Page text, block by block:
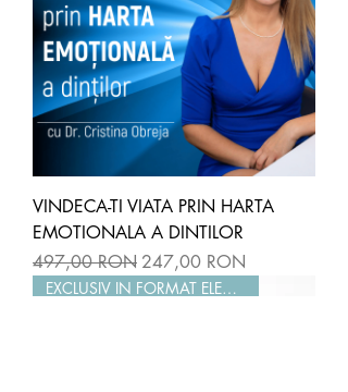
VINDECA-TI VIATA PRIN HARTA
EMOTIONALA A DINTILOR
Preț normal
497,00 RON Preț redus
247,00 RON
EXCLUSIV IN FORMAT ELECTRONIC